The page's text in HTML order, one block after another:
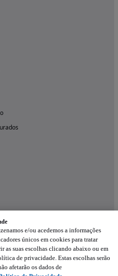
a aplicação
e/ou acedemos a informações
únicos em cookies para tratar
as suas escolhas clicando abaixo ou em
de privacidade. Estas escolhas serão
afetarão os dados de